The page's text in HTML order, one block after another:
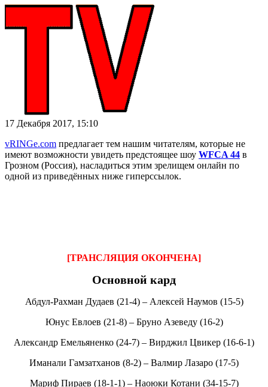
17 Декабря 2017, 15:10
vRINGe.com предлагает тем нашим читателям, которые не
имеют возможности увидеть предстоящее шоу WFCA 44 в
Грозном (Россия), насладиться этим зрелищем онлайн по
одной из приведённых ниже гиперссылок.
[ТРАНСЛЯЦИЯ ОКОНЧЕНА]
Основной кард
Абдул-Рахман Дудаев (21-4) – Алексей Наумов (15-5)
Юнус Евлоев (21-8) – Бруно Азеведу (16-2)
Александр Емельяненко (24-7) – Вирджил Цвикер (16-6-1)
Иманали Гамзатханов (8-2) – Валмир Лазаро (17-5)
Мариф Пираев (18-1-1) – Наоюки Котани (34-15-7)